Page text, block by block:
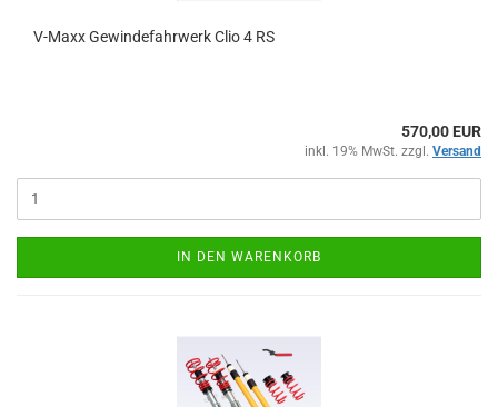
V-Maxx Gewindefahrwerk Clio 4 RS
570,00 EUR
inkl. 19% MwSt. zzgl. Versand
IN DEN WARENKORB